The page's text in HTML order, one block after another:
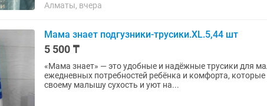
Алматы, вчера
Мама знает подгузники-трусики.XL.5,44 шт
5 500 ₸
«Мама знает» — это удобные и надёжные трусики для
ежедневных потребностей ребёнка и комфорта,
своему малышу сухость и уют на...